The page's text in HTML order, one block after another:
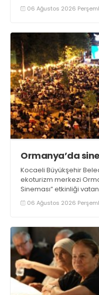
06 Ağustos 2026
Ormanya’da
Kocaeli Büyükşehir
ekoturizm merkezi
Sineması” etkinliği
06 Ağustos 2026